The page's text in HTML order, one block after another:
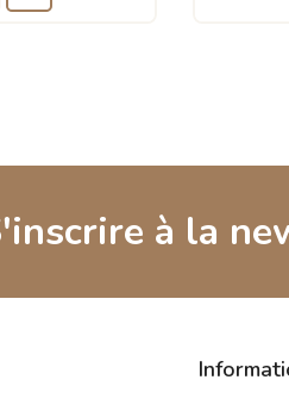
à la